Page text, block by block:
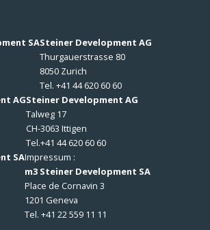
SASteiner Development AG
Thurgauerstrasse 80
8050 Zurich
Tel. +41 44 620 60 60
AGSteiner Development AG
Talweg 17
CH-3063 Ittigen
Tel.+41 44 620 60 60
SAImpressum :
m3 Steiner Development SA
Place de Cornavin 3
1201 Geneva
Tel. +41 22 559 11 11